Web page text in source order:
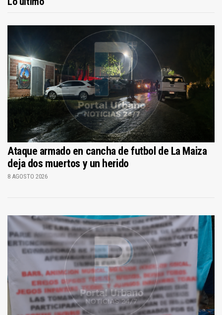
Ataque armado en cancha de futbol de La Maiza
deja dos muertos y un herido
8 AGOSTO 2026